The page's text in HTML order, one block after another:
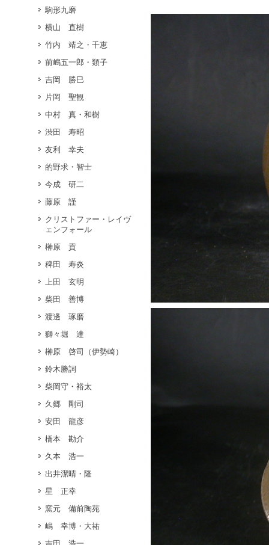
駒形九磨
横山 直樹
竹内 靖之・千恵
前嶋五一郎・類子
吉岡 勝巳
片岡 聖観
中村 真・和樹
渋田 寿昭
友利 幸夫
的野求・智士
今成 研二
藤原 謹
クリストファー・レイヴ
ェンフォール
榊原 貢
稗田 寿炎
上田 玄明
柴田 善博
渡邊 琢磨
獅々堀 達
榊原 啓司（伊勢崎）
鈴木勝詞
柴岡守・裕太
久郷 剛司
安田 龍彦
橋本 勘介
久本 浩一
出井潔晴・隆
星 正幸
窯元 備前陶苑
嶋 幸博・大祐